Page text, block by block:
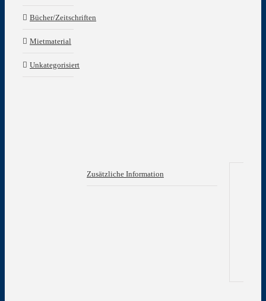
Zusätzliche Information
Bücher/Zeitschriften
Mietmaterial
Unkategorisiert